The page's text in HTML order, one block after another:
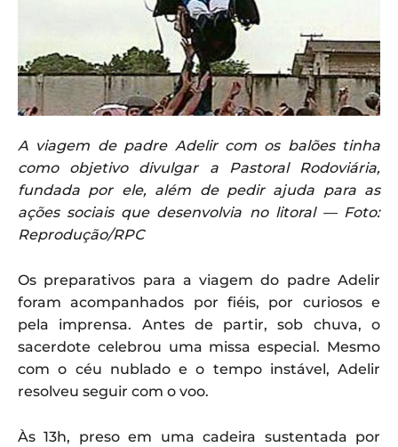
A viagem de padre Adelir com os balões tinha
como objetivo divulgar a Pastoral Rodoviária,
fundada por ele, além de pedir ajuda para as
ações sociais que desenvolvia no litoral — Foto:
Reprodução/RPC
Os preparativos para a viagem do padre Adelir
foram acompanhados por fiéis, por curiosos e
pela imprensa. Antes de partir, sob chuva, o
sacerdote celebrou uma missa especial. Mesmo
com o céu nublado e o tempo instável, Adelir
resolveu seguir com o voo.
Às 13h, preso em uma cadeira sustentada por